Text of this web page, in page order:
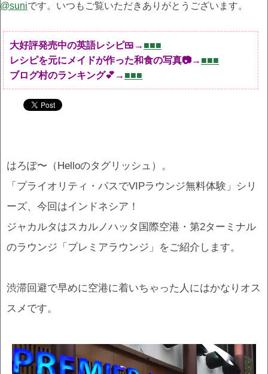
@suniです。いつもご覧いただきありがとうございます。
大好評発売中の英語レシピ🍱→ ■■■
レシピを元にメイドが作った和食の写真📷→ ■■■
ブログ村のランキング💕→ ■■■
はろぽ〜（Helloのタグリッシュ）。
「プライオリティ・パスでVIPラウンジ無料体験」シリ
ーズ、今回はインドネシア！
ジャカルタはスカルノハッタ国際空港・第2ターミナル
のラウンジ「プレミアラウンジ」をご紹介します。
渋滞回避で早めに空港に着いちゃった人にはかなりオス
スメです。